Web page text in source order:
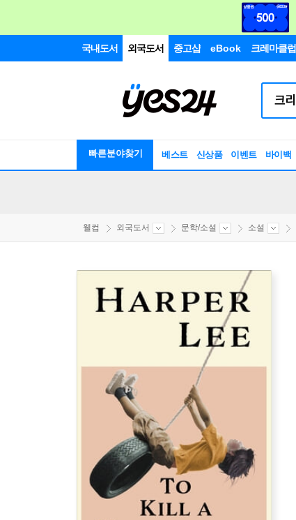
국내도서 외국도서 중고샵 eBook 크레마클럽
빠른분야찾기 베스트 신상품 이벤트 바이백
웰컴 외국도서 문학/소설 소설